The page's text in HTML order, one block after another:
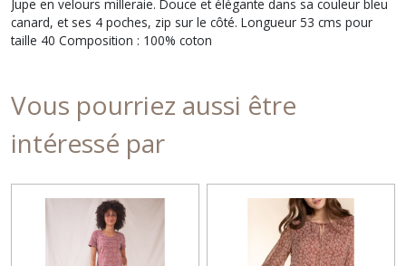
Jupe en velours milleraie. Douce et élégante dans sa couleur bleu
canard, et ses 4 poches, zip sur le côté. Longueur 53 cms pour
taille 40 Composition : 100% coton
Vous pourriez aussi être
intéressé par